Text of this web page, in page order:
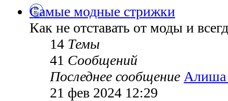
Самые модные стрижки
Как не отставать от моды и
14 Темы
41 Сообщений
Последнее сообщение
21 фев 2024 12:29